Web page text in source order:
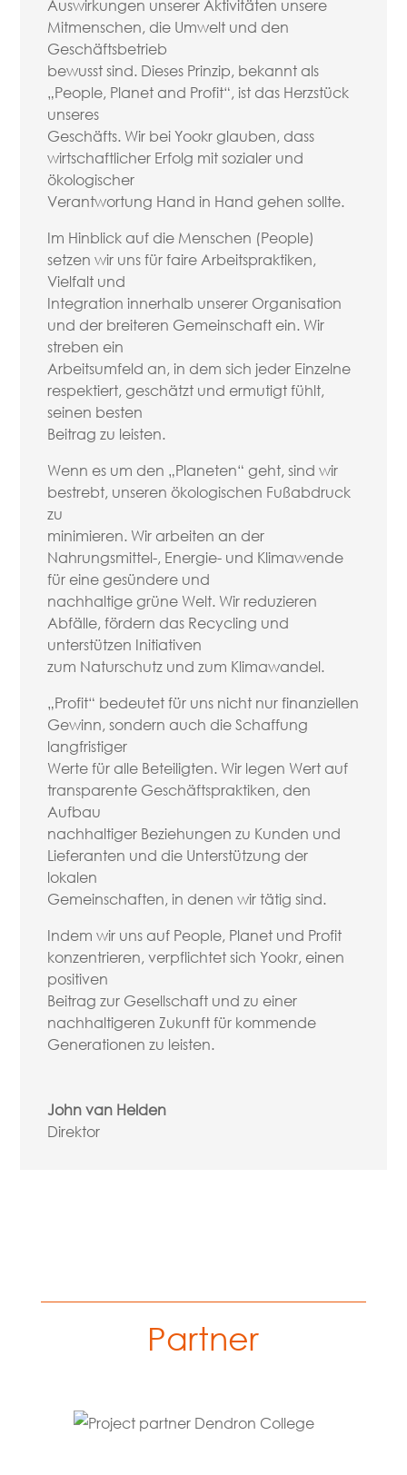
Auswirkungen unserer Aktivitäten unsere
Mitmenschen, die Umwelt und den
Geschäftsbetrieb
bewusst sind. Dieses Prinzip, bekannt als
„People, Planet and Profit“, ist das Herzstück
unseres
Geschäfts. Wir bei Yookr glauben, dass
wirtschaftlicher Erfolg mit sozialer und
ökologischer
Verantwortung Hand in Hand gehen sollte.
Im Hinblick auf die Menschen (People)
setzen wir uns für faire Arbeitspraktiken,
Vielfalt und
Integration innerhalb unserer Organisation
und der breiteren Gemeinschaft ein. Wir
streben ein
Arbeitsumfeld an, in dem sich jeder Einzelne
respektiert, geschätzt und ermutigt fühlt,
seinen besten
Beitrag zu leisten.
Wenn es um den „Planeten“ geht, sind wir
bestrebt, unseren ökologischen Fußabdruck
zu
minimieren. Wir arbeiten an der
Nahrungsmittel-, Energie- und Klimawende
für eine gesündere und
nachhaltige grüne Welt. Wir reduzieren
Abfälle, fördern das Recycling und
unterstützen Initiativen
zum Naturschutz und zum Klimawandel.
„Profit“ bedeutet für uns nicht nur finanziellen
Gewinn, sondern auch die Schaffung
langfristiger
Werte für alle Beteiligten. Wir legen Wert auf
transparente Geschäftspraktiken, den
Aufbau
nachhaltiger Beziehungen zu Kunden und
Lieferanten und die Unterstützung der
lokalen
Gemeinschaften, in denen wir tätig sind.
Indem wir uns auf People, Planet und Profit
konzentrieren, verpflichtet sich Yookr, einen
positiven
Beitrag zur Gesellschaft und zu einer
nachhaltigeren Zukunft für kommende
Generationen zu leisten.
John van Helden
Direktor
Partner